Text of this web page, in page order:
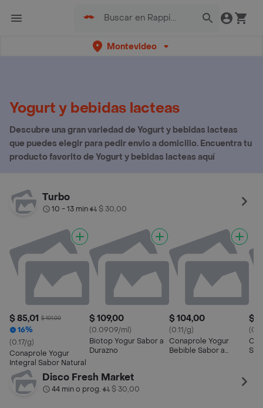
Montevideo
Yogurt y bebidas lacteas
Descubre una gran variedad de Yogurt y bebidas lacteas
que puedes elegir para pedir envio a domicilio. Encuentra tu
producto favorito de Yogurt y bebidas lacteas aquí
Turbo
10 - 13 min• $ 30,00
$ 85,01 $ 101,00
16%
(0.17/g)
Conaprole Yogur
Integral Sabor Natural
$ 109,00
(0.0909/ml)
Biotop Yogur Sabor a
Durazno
$ 104,00
(0.11/g)
Conaprole Yogur
Bebible Sabor a
$
Disco Fresh Market
44 min o prog.• $ 30,00